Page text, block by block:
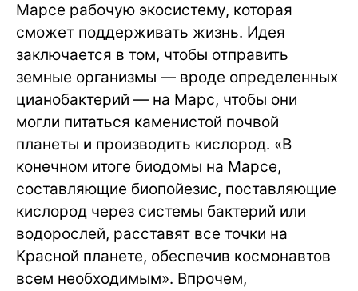
Марсе рабочую экосистему, которая
сможет поддерживать жизнь. Идея
заключается в том, чтобы отправить
земные организмы — вроде определенных
цианобактерий — на Марс, чтобы они
могли питаться каменистой почвой
планеты и производить кислород. «В
конечном итоге биодомы на Марсе,
составляющие биопойезис, поставляющие
кислород через системы бактерий или
водорослей, расставят все точки на
Красной планете, обеспечив космонавтов
всем необходимым». Впрочем,